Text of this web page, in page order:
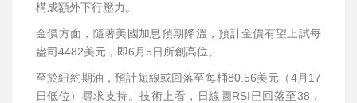
構成額外下行壓力。
金價方面，隨著美國加息預期降溫，預計金價有望上試每
盎司4482美元，即6月5日所創高位。
至於紐約期油，預計短線或回落至每桶80.56美元（4月17
日低位）尋求支持。技術上看，日線圖RSI已回落至38，